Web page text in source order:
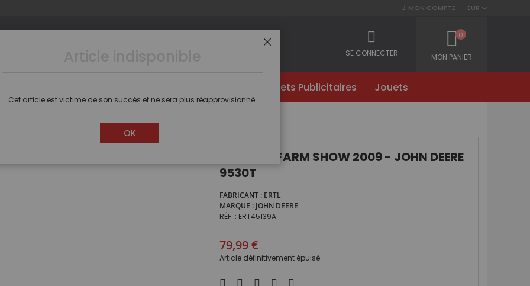
EUR
MON COMPTE
MON PANIER
0
SE CONNECTER
Objets Publicitaires Jouets
Tracteur FARM SHOW 2009 - JOHN DEERE
9530T
FABRICANT
ERTL
MARQUE JOHN DEERE
RÉF.
ERT45139A
79,99 €
Article définitivement épuisé
Cet article est victime de son succès et ne sera plus réapprovisionné.
OK